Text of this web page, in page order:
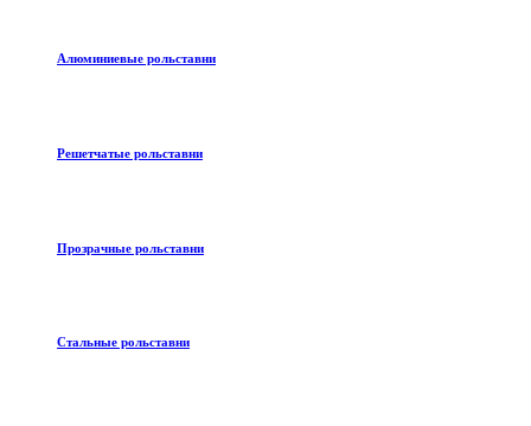
Алюминиевые рольставни
Решетчатые рольставни
Прозрачные рольставни
Стальные рольставни